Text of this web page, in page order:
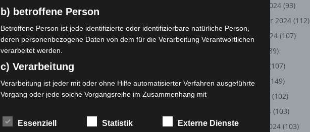
Oktober 2024 (93)
September 2024 (112)
August 2024 (107)
(89)
(107)
Mai 2024
(149)
(102)
März 2024 (103)
Februar 2024 (103)
b) betroffene Person
Betroffene Person ist jede identifizierte oder identifizierbare natürliche Person,
deren personenbezogene Daten von dem für die Verarbeitung Verantwortlichen
verarbeitet werden.
c) Verarbeitung
Verarbeitung ist jeder mit oder ohne Hilfe automatisierter Verfahren ausgeführte
Vorgang oder jede solche Vorgangsreihe im Zusammenhang mit
das Ordnen, die Speicherung, die Anpassung oder Veränderung, das Auslesen,
das Abfragen, die Verwendung, die Offenlegung durch Übermittlung, Verbreitung
Essenziell Statistik Externe Dienste